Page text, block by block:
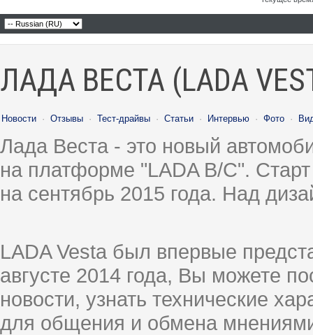
ЛАДА ВЕСТА (LADA
Новости · Отзывы · Тест-драйвы · Статьи · Интервью · Фото ·
Лада Веста - это новый
на платформе "LADA B/C".
на сентябрь 2015 года. Над
LADA Vesta был впервые
августе 2014 года, Вы можете
новости, узнать технические
для общения и обмена